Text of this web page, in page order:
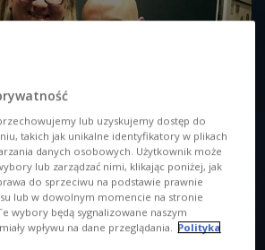
Kuba Płucisz i Damian Sikorski Foto: Czwórka
00:00
lub uzyskujemy dostęp do
takich jak unikalne identyfikatory w plikach
danych osobowych. Użytkownik może
lub zarządzać nimi, klikając poniżej, jak
do sprzeciwu na podstawie prawnie
lub w dowolnym momencie na stronie
wybory będą sygnalizowane naszym
wpływu na dane przeglądania.
Polityka